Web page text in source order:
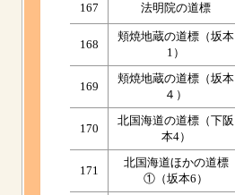
167 法明院の道標
168
頬焼地蔵の道標（坂本
1）
169
頬焼地蔵の道標（坂本
４）
170
北国海道の道標（下阪
本4）
171
北国海道ほかの道標
①（坂本6）